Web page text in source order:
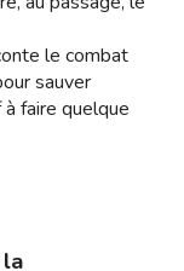
le combat
sauver
faire quelque